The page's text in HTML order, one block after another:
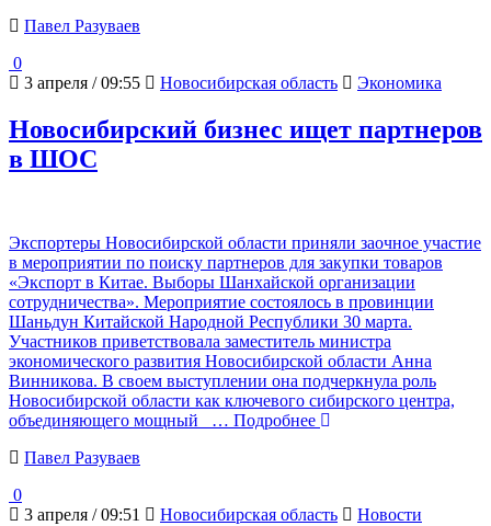
Павел Разуваев
0
3 апреля / 09:55
Новосибирская область Экономика
Новосибирский бизнес ищет партнеров
в ШОС
Экспортеры Новосибирской области приняли заочное участие
в мероприятии по поиску партнеров для закупки товаров
«Экспорт в Китае. Выборы Шанхайской организации
сотрудничества». Мероприятие состоялось в провинции
Шаньдун Китайской Народной Республики 30 марта.
Участников приветствовала заместитель министра
экономического развития Новосибирской области Анна
Винникова. В своем выступлении она подчеркнула роль
Новосибирской области как ключевого сибирского центра,
объединяющего мощный
… Подробнее
Павел Разуваев
0
3 апреля / 09:51
Новосибирская область Новости